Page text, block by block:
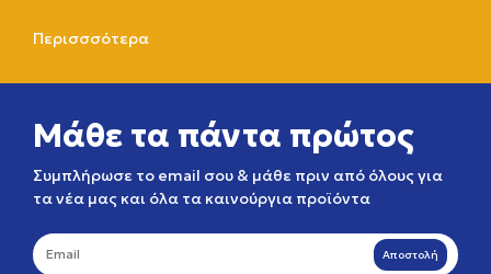
Περισσσότερα
Μάθε τα πάντα πρώτος
Συμπλήρωσε το email σου & μάθε πριν από όλους για
τα νέα μας και όλα τα καινούργια προϊόντα
Αποστολή